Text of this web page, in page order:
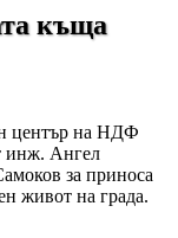
къща
център на НДФ
инж. Ангел
за приноса
живот на града.